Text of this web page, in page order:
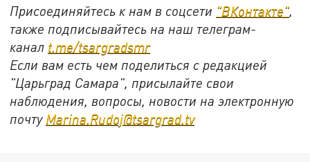
Присоединяйтесь к нам в соцсети "ВКонтакте",
также подписывайтесь на наш телеграм-
канал t.me/tsargradsmr
Если вам есть чем поделиться с редакцией
"Царьград Самара", присылайте свои
наблюдения, вопросы, новости на электронную
почту Marina.Rudoj@tsargrad.tv